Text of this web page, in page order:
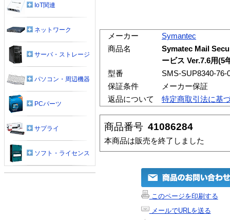
メーカー
Symantec
商品名
Symatec Mail
ービス Ver.7.6用(5
型番
SMS-SUP8340-76-
保証条件
メーカー保証
返品について
特定商取引法に基
商品番号 41086284
本商品は販売を終了しました
このページを印刷する
メールでURLを送る
IoT関連
ネットワーク
サーバ・ストレージ
パソコン・周辺機器
PCパーツ
サプライ
ソフト・ライセンス